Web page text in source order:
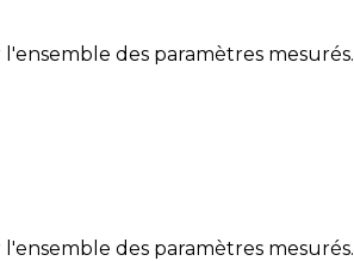
des paramètres mesurés.
des paramètres mesurés.